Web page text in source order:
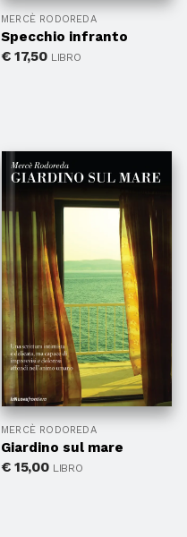
MERCÈ RODOREDA
Specchio infranto
€17,50 LIBRO
MERCÈ RODOREDA
Giardino sul mare
€15,00 LIBRO